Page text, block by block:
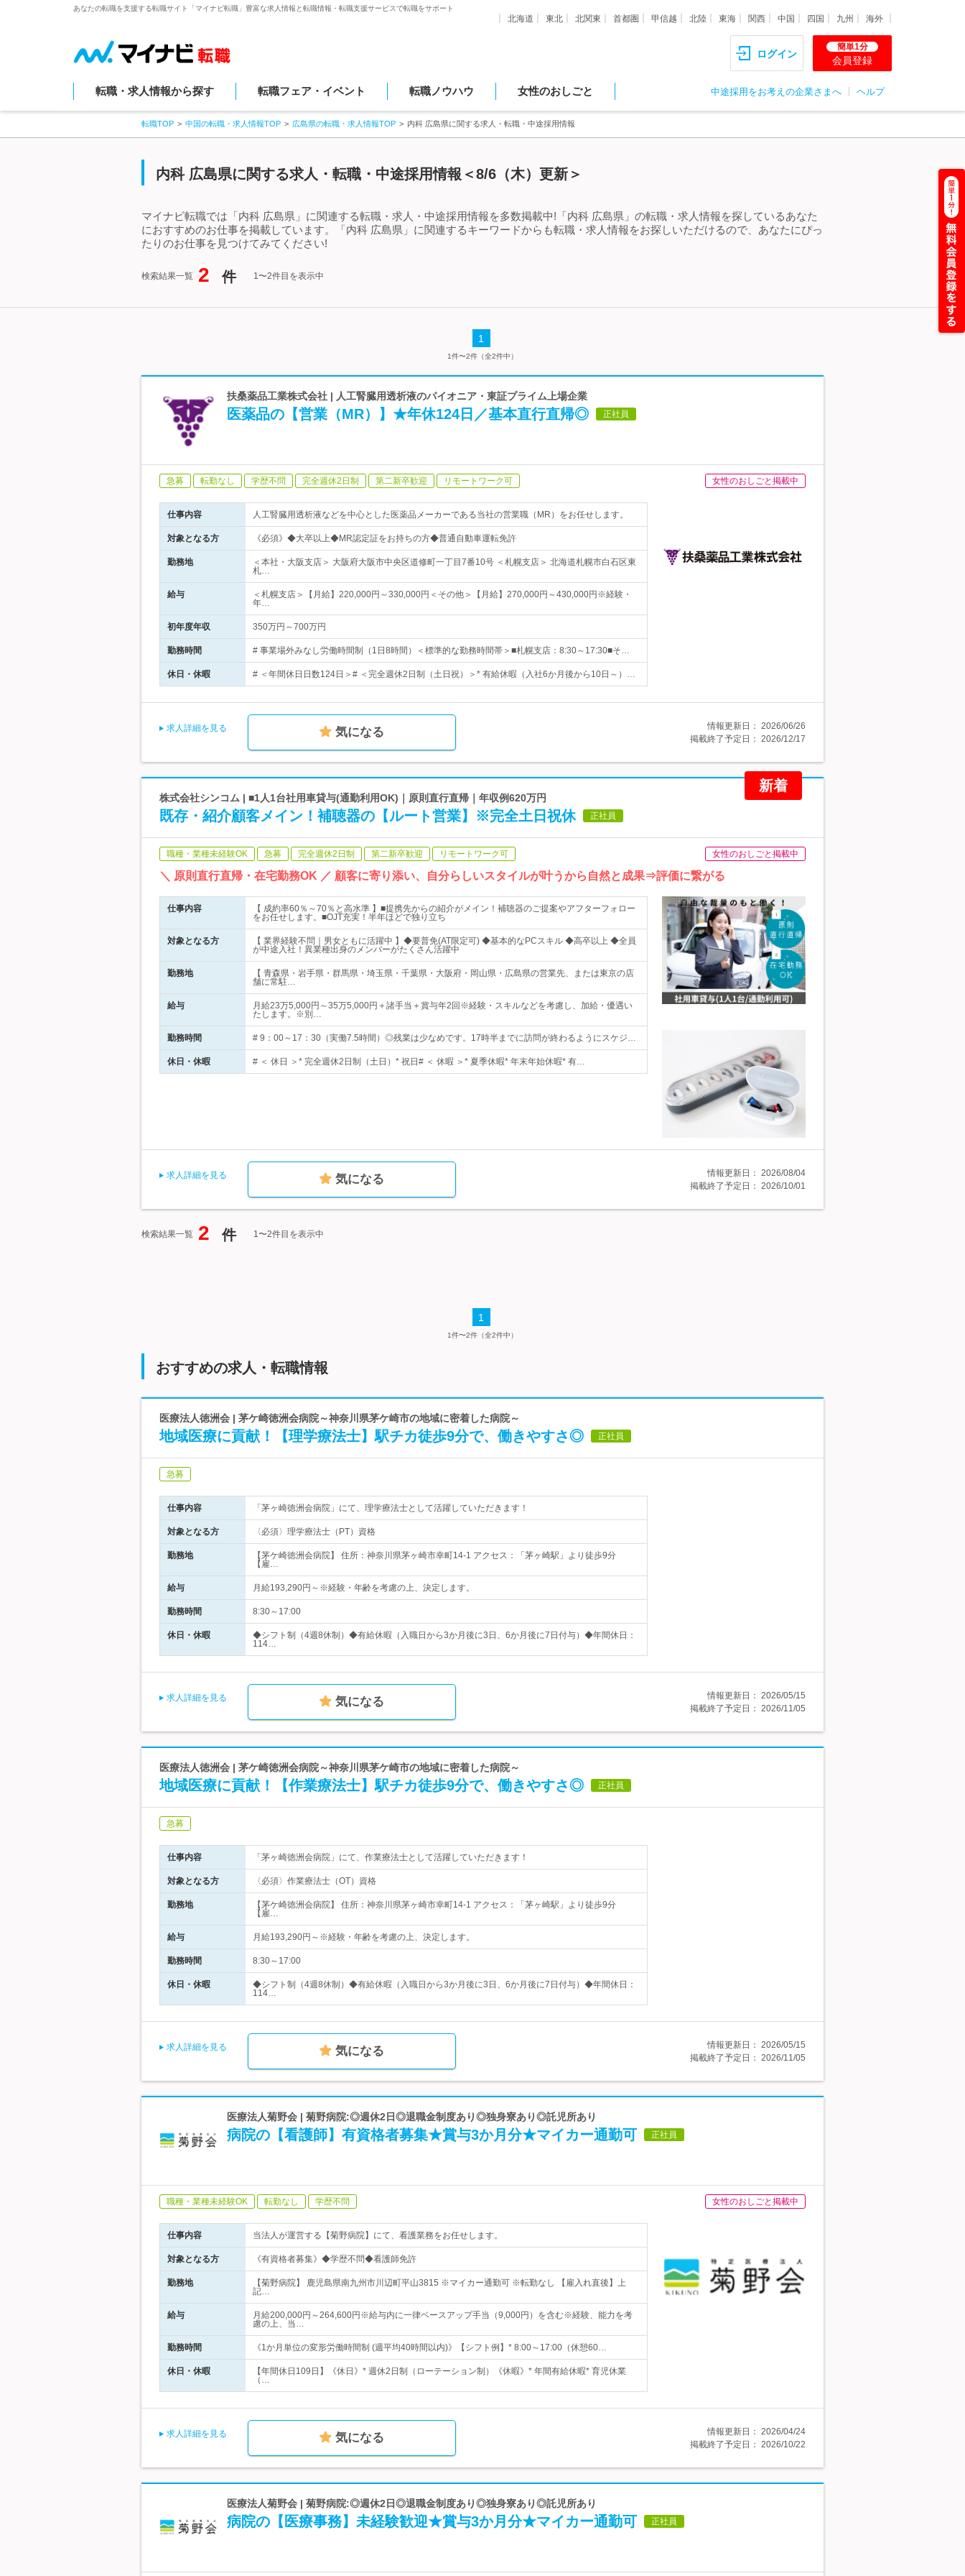
あなたの転職を支援する転職サイト「マイナビ転職」豊富な求人情報と転職情報・転職支援サービスで転職をサポート
北海道 東北 北関東 首都圏 甲信越 北陸 東海 関西 中国 四国 九州 海外
ログイン
簡単1分
会員登録
転職・求人情報から探す 転職フェア・イベント 転職ノウハウ 女性のおしごと 中途採用をお考えの企業さまへ ヘルプ
転職TOP 中国の転職・求人情報TOP 広島県の転職・求人情報TOP 内科 広島県に関する求人・転職・中途採用情報
内科 広島県に関する求人・転職・中途採用情報＜8/6（木）更新＞
マイナビ転職では「内科 広島県」に関連する転職・求人・中途採用情報を多数掲載中!「内科 広島県」の転職・求人情報を探しているあなた
におすすめのお仕事を掲載しています。「内科 広島県」に関連するキーワードからも転職・求人情報をお探しいただけるので、あなたにぴっ
たりのお仕事を見つけてみてください!
検索結果一覧 2 件 1〜2件目を表示中
1
1件〜2件（全2件中）
扶桑薬品工業株式会社 | 人工腎臓用透析液のパイオニア・東証プライム上場企業
医薬品の【営業（MR）】★年休124日／基本直行直帰◎ 正社員
急募 転勤なし 学歴不問 完全週休2日制 第二新卒歓迎 リモートワーク可 女性のおしごと掲載中
仕事内容 人工腎臓用透析液などを中心とした医薬品メーカーである当社の営業職（MR）をお任せします。
対象となる方 《必須》◆大卒以上◆MR認定証をお持ちの方◆普通自動車運転免許
勤務地
＜本社・大阪支店＞ 大阪府大阪市中央区道修町一丁目7番10号 ＜札幌支店＞ 北海道札幌市白石区東
札…
給与
＜札幌支店＞【月給】220,000円～330,000円＜その他＞【月給】270,000円～430,000円※経験・
年…
初年度年収 350万円～700万円
勤務時間 # 事業場外みなし労働時間制（1日8時間）＜標準的な勤務時間帯＞■札幌支店：8:30～17:30■そ…
休日・休暇 # ＜年間休日日数124日＞# ＜完全週休2日制（土日祝）＞* 有給休暇（入社6か月後から10日～）…
求人詳細を見る 気になる 情報更新日： 2026/06/26
掲載終了予定日： 2026/12/17
新着
株式会社シンコム | ■1人1台社用車貸与(通勤利用OK)｜原則直行直帰｜年収例620万円
既存・紹介顧客メイン！補聴器の【ルート営業】※完全土日祝休 正社員
職種・業種未経験OK 急募 完全週休2日制 第二新卒歓迎 リモートワーク可 女性のおしごと掲載中
＼ 原則直行直帰・在宅勤務OK ／ 顧客に寄り添い、自分らしいスタイルが叶うから自然と成果⇒評価に繋がる
仕事内容
【 成約率60％～70％と高水準 】■提携先からの紹介がメイン！補聴器のご提案やアフターフォロー
をお任せします。■OJT充実！半年ほどで独り立ち
対象となる方
【 業界経験不問｜男女ともに活躍中 】◆要普免(AT限定可) ◆基本的なPCスキル ◆高卒以上 ◆全員
が中途入社！異業種出身のメンバーがたくさん活躍中
勤務地
【 青森県・岩手県・群馬県・埼玉県・千葉県・大阪府・岡山県・広島県の営業先、または東京の店
舗に常駐…
給与
月給23万5,000円～35万5,000円＋諸手当＋賞与年2回※経験・スキルなどを考慮し、加給・優遇い
たします。※別…
勤務時間 # 9：00～17：30（実働7.5時間）◎残業は少なめです。17時半までに訪問が終わるようにスケジ…
休日・休暇 # ＜ 休日 ＞* 完全週休2日制（土日）* 祝日# ＜ 休暇 ＞* 夏季休暇* 年末年始休暇* 有…
求人詳細を見る 気になる 情報更新日： 2026/08/04
掲載終了予定日： 2026/10/01
検索結果一覧 2 件 1〜2件目を表示中
1
1件〜2件（全2件中）
おすすめの求人・転職情報
医療法人徳洲会 | 茅ケ崎徳洲会病院～神奈川県茅ケ崎市の地域に密着した病院～
地域医療に貢献！【理学療法士】駅チカ徒歩9分で、働きやすさ◎ 正社員
急募
仕事内容 「茅ヶ崎徳洲会病院」にて、理学療法士として活躍していただきます！
対象となる方 〈必須〉理学療法士（PT）資格
勤務地
【茅ケ崎徳洲会病院】 住所：神奈川県茅ヶ崎市幸町14-1 アクセス：「茅ヶ崎駅」より徒歩9分
【雇…
給与 月給193,290円～※経験・年齢を考慮の上、決定します。
勤務時間 8:30～17:00
休日・休暇
◆シフト制（4週8休制）◆有給休暇（入職日から3か月後に3日、6か月後に7日付与）◆年間休日：
114…
求人詳細を見る 気になる 情報更新日： 2026/05/15
掲載終了予定日： 2026/11/05
医療法人徳洲会 | 茅ケ崎徳洲会病院～神奈川県茅ケ崎市の地域に密着した病院～
地域医療に貢献！【作業療法士】駅チカ徒歩9分で、働きやすさ◎ 正社員
急募
仕事内容 「茅ヶ崎徳洲会病院」にて、作業療法士として活躍していただきます！
対象となる方 〈必須〉作業療法士（OT）資格
勤務地
【茅ケ崎徳洲会病院】 住所：神奈川県茅ヶ崎市幸町14-1 アクセス：「茅ヶ崎駅」より徒歩9分
【雇…
給与 月給193,290円～※経験・年齢を考慮の上、決定します。
勤務時間 8:30～17:00
休日・休暇
◆シフト制（4週8休制）◆有給休暇（入職日から3か月後に3日、6か月後に7日付与）◆年間休日：
114…
求人詳細を見る 気になる 情報更新日： 2026/05/15
掲載終了予定日： 2026/11/05
医療法人菊野会 | 菊野病院:◎週休2日◎退職金制度あり◎独身寮あり◎託児所あり
病院の【看護師】有資格者募集★賞与3か月分★マイカー通勤可 正社員
職種・業種未経験OK 転勤なし 学歴不問 女性のおしごと掲載中
仕事内容 当法人が運営する【菊野病院】にて、看護業務をお任せします。
対象となる方 《有資格者募集》◆学歴不問◆看護師免許
勤務地
【菊野病院】 鹿児島県南九州市川辺町平山3815 ※マイカー通勤可 ※転勤なし 【雇入れ直後】上
記…
給与
月給200,000円～264,600円※給与内に一律ベースアップ手当（9,000円）を含む※経験、能力を考
慮の上、当…
勤務時間 《1か月単位の変形労働時間制 (週平均40時間以内)》【シフト例】* 8:00～17:00（休憩60…
休日・休暇
【年間休日109日】《休日》* 週休2日制（ローテーション制）《休暇》* 年間有給休暇* 育児休業
（…
求人詳細を見る 気になる 情報更新日： 2026/04/24
掲載終了予定日： 2026/10/22
医療法人菊野会 | 菊野病院:◎週休2日◎退職金制度あり◎独身寮あり◎託児所あり
病院の【医療事務】未経験歓迎★賞与3か月分★マイカー通勤可 正社員